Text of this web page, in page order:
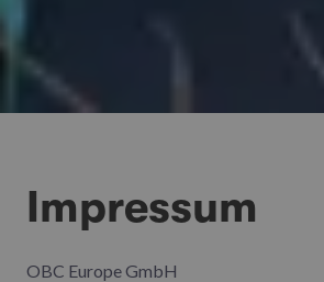
Impressum
OBC Europe GmbH